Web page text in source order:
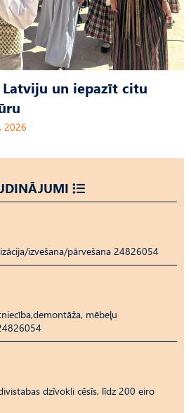
un iepazīt citu
2026
izvešana/pārvešana 24826054
mēbeļu
dzīvokli cēsīs, līdz 200 eiro